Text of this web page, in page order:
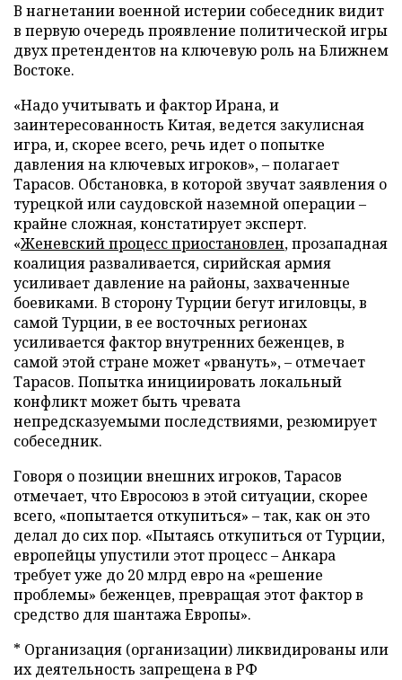
В нагнетании военной истерии собеседник видит
в первую очередь проявление политической игры
двух претендентов на ключевую роль на Ближнем
Востоке.
«Надо учитывать и фактор Ирана, и
заинтересованность Китая, ведется закулисная
игра, и, скорее всего, речь идет о попытке
давления на ключевых игроков», – полагает
Тарасов. Обстановка, в которой звучат заявления о
турецкой или саудовской наземной операции –
крайне сложная, констатирует эксперт.
«Женевский процесс приостановлен, прозападная
коалиция разваливается, сирийская армия
усиливает давление на районы, захваченные
боевиками. В сторону Турции бегут игиловцы, в
самой Турции, в ее восточных регионах
усиливается фактор внутренних беженцев, в
самой этой стране может «рвануть», – отмечает
Тарасов. Попытка инициировать локальный
конфликт может быть чревата
непредсказуемыми последствиями, резюмирует
собеседник.
Говоря о позиции внешних игроков, Тарасов
отмечает, что Евросоюз в этой ситуации, скорее
всего, «попытается откупиться» – так, как он это
делал до сих пор. «Пытаясь откупиться от Турции,
европейцы упустили этот процесс – Анкара
требует уже до 20 млрд евро на «решение
проблемы» беженцев, превращая этот фактор в
средство для шантажа Европы».
* Организация (организации) ликвидированы или
их деятельность запрещена в РФ